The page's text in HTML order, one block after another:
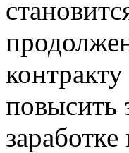
повысить